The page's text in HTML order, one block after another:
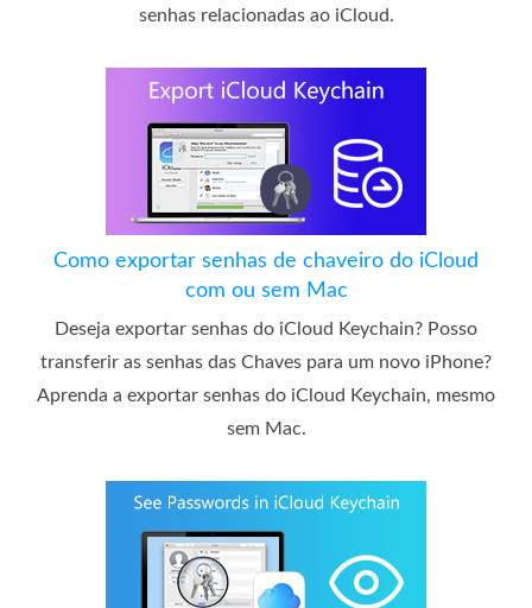
senhas relacionadas ao iCloud.
Como exportar senhas de chaveiro do iCloud
com ou sem Mac
Deseja exportar senhas do iCloud Keychain? Posso
transferir as senhas das Chaves para um novo iPhone?
Aprenda a exportar senhas do iCloud Keychain, mesmo
sem Mac.